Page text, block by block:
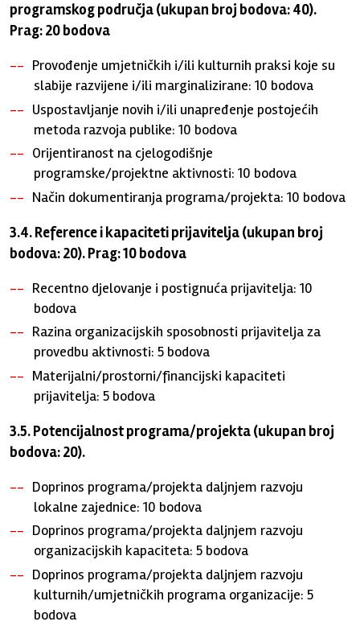
programskog područja (ukupan broj bodova: 40).
Prag: 20 bodova
Provođenje umjetničkih i/ili kulturnih praksi koje su
slabije razvijene i/ili marginalizirane: 10 bodova
Uspostavljanje novih i/ili unapređenje postojećih
metoda razvoja publike: 10 bodova
Orijentiranost na cjelogodišnje
programske/projektne aktivnosti: 10 bodova
Način dokumentiranja programa/projekta: 10 bodova
3.4. Reference i kapaciteti prijavitelja (ukupan broj
bodova: 20). Prag: 10 bodova
Recentno djelovanje i postignuća prijavitelja: 10
bodova
Razina organizacijskih sposobnosti prijavitelja za
provedbu aktivnosti: 5 bodova
Materijalni/prostorni/financijski kapaciteti
prijavitelja: 5 bodova
3.5. Potencijalnost programa/projekta (ukupan broj
bodova: 20).
Doprinos programa/projekta daljnjem razvoju
lokalne zajednice: 10 bodova
Doprinos programa/projekta daljnjem razvoju
organizacijskih kapaciteta: 5 bodova
Doprinos programa/projekta daljnjem razvoju
kulturnih/umjetničkih programa organizacije: 5
bodova